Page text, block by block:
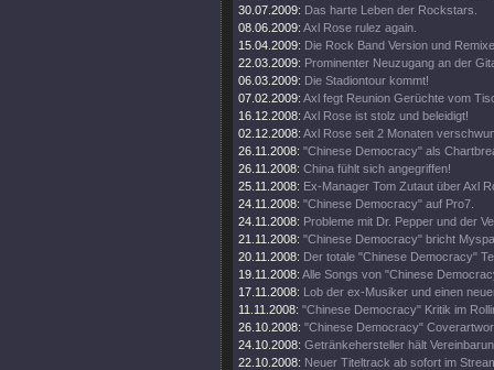
30.07.2009: Das harte Leben der Rockstars.
08.06.2009: Axl Rose rulez again.
15.04.2009: Die Rock Band Version und
22.03.2009: Prominenter Neuzugang an der
06.03.2009: Die Stadiontour kommt!
07.02.2009: Axl fegt Reunion Gerüchte vom
16.12.2008: Axl Rose ist stolz und beleidigt!
02.12.2008: Axl Rose seit 2 Monaten
26.11.2008: "Chinese Democracy" als
26.11.2008: China fühlt sich angegriffen!
25.11.2008: Ex-Manager Tom Zutaut über Axl
24.11.2008: "Chinese Democracy" auf Pro7.
24.11.2008: Probleme mit Dr. Pepper und der
21.11.2008: "Chinese Democracy" bricht
20.11.2008: Der totale "Chinese Democracy"
19.11.2008: Alle Songs von "Chinese
17.11.2008: Lob der ex-Musiker und einen
11.11.2008: "Chinese Democracy" Kritik im
26.10.2008: "Chinese Democracy"
24.10.2008: Getränkehersteller hält
22.10.2008: Neuer Titeltrack ab sofort im